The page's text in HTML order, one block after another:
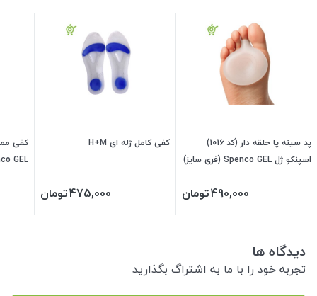
پد سینه پا حلقه دار (کد 1016)
اسپنکو ژل Spenco GEL (فری سایز)
490,000تومان
کفی کامل ژله ای H+M
475,000تومان
کفی
GEL
دیدگاه ها
تجربه خود را با ما به اشتراگ بگذارید